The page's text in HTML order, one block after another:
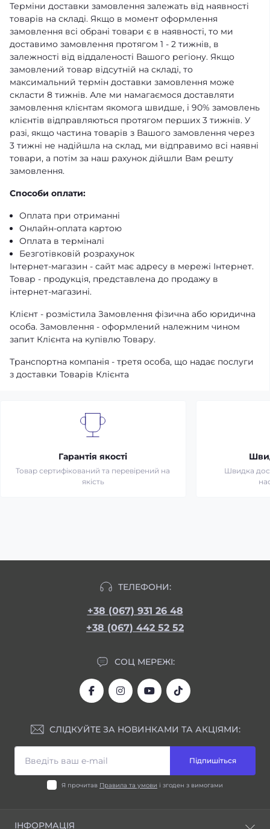
Терміни доставки замовлення залежать від наявності
товарів на складі. Якщо в момент оформлення
замовлення всі обрані товари є в наявності, то ми
доставимо замовлення протягом 1 - 2 тижнів, в
залежності від віддаленості Вашого регіону. Якщо
замовлений товар відсутній на складі, то
максимальний термін доставки замовлення може
скласти 8 тижнів. Але ми намагаємося доставляти
замовлення клієнтам якомога швидше, і 90% замовлень
клієнтів відправляються протягом перших 3 тижнів. У
разі, якщо частина товарів з Вашого замовлення через
3 тижні не надійшла на склад, ми відправимо всі наявні
товари, а потім за наш рахунок дійшли Вам решту
замовлення.
Способи оплати:
Оплата при отриманні
Онлайн-оплата картою
Оплата в терміналі
Безготівковій розрахунок
Інтернет-магазин - сайт має адресу в мережі Інтернет.
Товар - продукція, представлена ​​до продажу в
інтернет-магазині.
Клієнт - розмістила Замовлення фізична або юридична
особа. Замовлення - оформлений належним чином
запит Клієнта на купівлю Товару.
Транспортна компанія - третя особа, що надає послуги
з доставки Товарів Клієнта
Гарантія якості
Товар сертифікований та перевірений на
якість
Швидка
ТЕЛЕФОНИ:
+38 (067) 931 26 48
+38 (067) 442 52 52
СОЦ МЕРЕЖІ:
СЛІДКУЙТЕ ЗА НОВИНКАМИ ТА АКЦІЯМИ:
Підпишіться
Я прочитав Правила та умови і згоден з вимогами
ІНФОРМАЦІЯ